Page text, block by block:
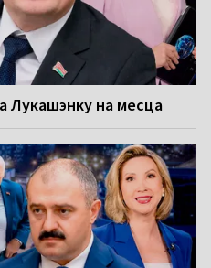
Лукашэнку на месца